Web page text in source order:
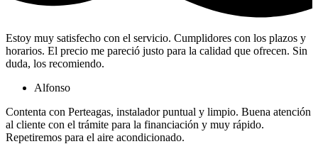
Estoy muy satisfecho con el servicio. Cumplidores con los plazos y
horarios. El precio me pareció justo para la calidad que ofrecen. Sin
duda, los recomiendo.
Alfonso​
Contenta con Perteagas, instalador puntual y limpio. Buena atención
al cliente con el trámite para la financiación y muy rápido.
Repetiremos para el aire acondicionado.